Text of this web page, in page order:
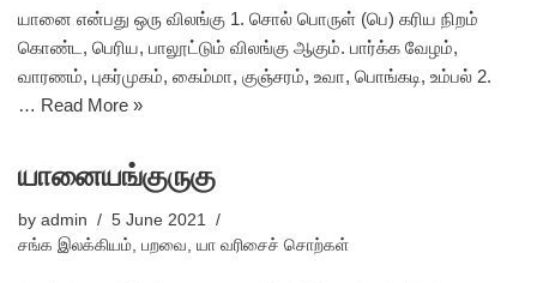
யானை என்பது ஒரு விலங்கு 1. சொல் பொருள் (பெ) கரிய நிறம்
கொண்ட, பெரிய, பாலூட்டும் விலங்கு ஆகும். பார்க்க வேழம்,
வாரணம், புகர்முகம், கைம்மா, குஞ்சரம், உவா, பொங்கடி, உம்பல் 2.
… Read More »
யானையங்குருகு
by admin
5 June 2021
சங்க இலக்கியம் பறவை யா வரிசைச் சொற்கள்